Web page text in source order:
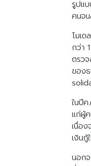
รูปแ
คนจ
โมเ
กว่า
ตรว
ของ
ในปีค
แก่ผู้
เนื่อ
เงินกู้
นอก